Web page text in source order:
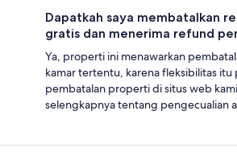
Dapatkah saya membatalkan
gratis dan menerima refund
Ya, properti ini menawarkan
kamar tertentu, karena fleksibilitas
pembatalan properti di situs web
selengkapnya tentang pengecualian